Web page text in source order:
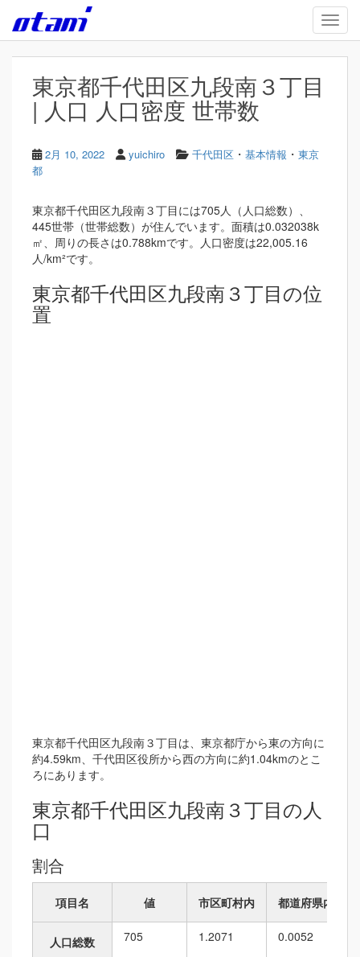
Skip to main content
東京都千代田区九段南３丁目
| 人口 人口密度 世帯数
2月 10, 2022 yuichiro 千代田区 ・ 基本情報 ・ 東京
都
東京都千代田区九段南３丁目には705人（人口総数）、
445世帯（世帯総数）が住んでいます。面積は0.032038k
㎡、周りの長さは0.788kmです。人口密度は22,005.16
人/km²です。
東京都千代田区九段南３丁目の位
置
東京都千代田区九段南３丁目は、東京都庁から東の方向に
約4.59km、千代田区役所から西の方向に約1.04kmのとこ
ろにあります。
東京都千代田区九段南３丁目の人
口
割合
項目名 値 市区町村内 都道府県内
人口総数 705 1.2071 0.0052